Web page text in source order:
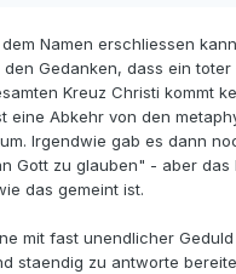
Namen erschliessen
Gedanken, dass ein
Kreuz Christi kommt
eine Abkehr von den
Irgendwie gab es dann
Gott zu glauben" - aber das
das gemeint ist.
mit fast unendlicher
staendig zu antworte